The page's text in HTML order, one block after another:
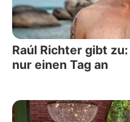
Raúl Richter gibt
nur einen Tag an